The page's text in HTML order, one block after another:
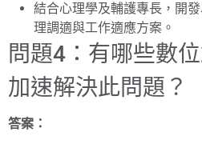
結合心理學及輔護專長，開
理調適與工作適應方案。
問題4：有哪些數
加速解決此問題？
答案：